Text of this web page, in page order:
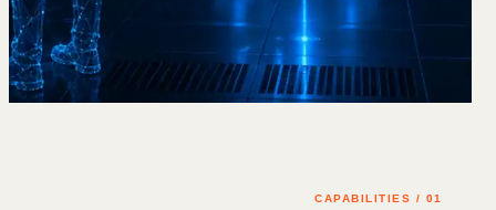
01 / CAPABILITIES